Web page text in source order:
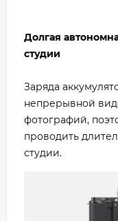
Долгая
студии
Заряда
непрерывной
фотографий,
проводить
студии.